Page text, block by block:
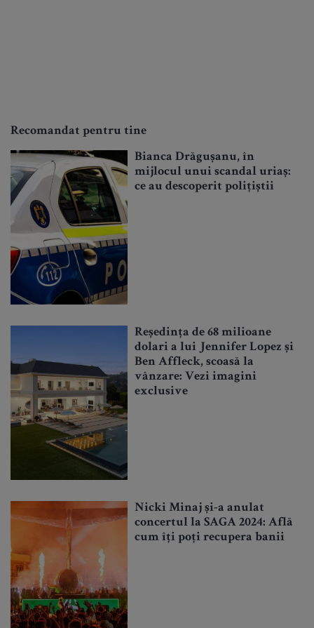
Recomandat pentru tine
Bianca Drăgușanu, în
mijlocul unui scandal uriaș:
ce au descoperit polițiștii
Reședința de 68 milioane
dolari a lui Jennifer Lopez și
Ben Affleck, scoasă la
vânzare: Vezi imagini
exclusive
Nicki Minaj și-a anulat
concertul la SAGA 2024: Află
cum îți poți recupera banii